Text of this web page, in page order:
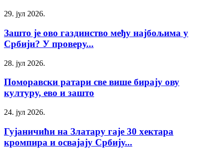
29. јул 2026.
Зашто је ово газдинство међу најбољима у
Србији? У проверу...
28. јул 2026.
Поморавски ратари све више бирају ову
културу, ево и зашто
24. јул 2026.
Гујаничићи на Златару гаје 30 хектара
кромпира и освајају Србију...